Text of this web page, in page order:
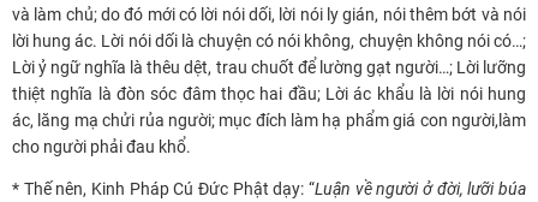
và làm chủ; do đó mới có lời nói dối, lời nói ly gián, nói thêm bớt và nói
lời hung ác. Lời nói dối là chuyện có nói không, chuyện không nói có…;
Lời ỷ ngữ nghĩa là thêu dệt, trau chuốt để lường gạt người…; Lời lưỡng
thiệt nghĩa là đòn sóc đâm thọc hai đầu; Lời ác khẩu là lời nói hung
ác, lăng mạ chửi rủa người; mục đích làm hạ phẩm giá con người,làm
cho người phải đau khổ.
* Thế nên, Kinh Pháp Cú Đức Phật dạy: “Luận về người ở đời, lưỡi búa